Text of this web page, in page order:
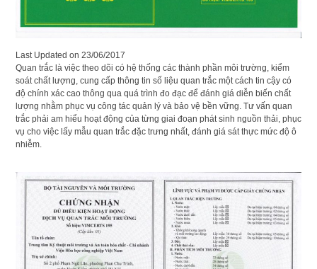
Last Updated on 23/06/2017
Quan trắc là việc theo dõi có hệ thống các thành phần môi trường, kiểm
soát chất lượng, cung cấp thông tin số liệu quan trắc một cách tin cậy có
độ chính xác cao thông qua quá trình đo đạc để đánh giá diễn biến chất
lượng nhằm phục vụ công tác quản lý và bảo vệ bền vững. Tư vấn quan
trắc phải am hiểu hoạt động của từng giai đoạn phát sinh nguồn thải, phục
vụ cho việc lấy mẫu quan trắc đặc trưng nhất, đánh giá sát thực mức độ ô
nhiễm.